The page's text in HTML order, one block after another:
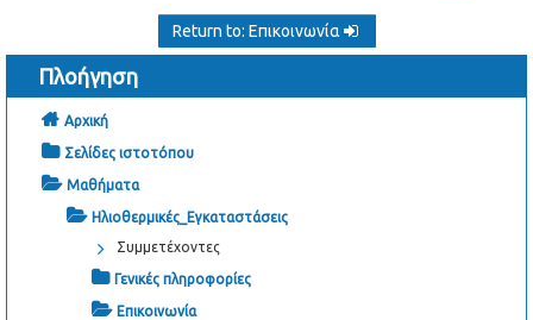
Return to: Επικοινωνία
Πλοήγηση
Αρχική
Σελίδες ιστοτόπου
Μαθήματα
Ηλιοθερμικές_Εγκαταστάσεις
Συμμετέχοντες
Γενικές πληροφορίες
Επικοινωνία